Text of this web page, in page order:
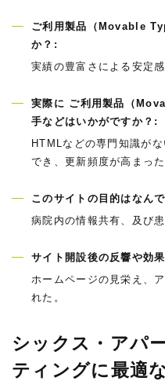
ご利用製品（Movable
か？:
実績の豊富さによる安定
実際に ご利用製品（
手などはいかがですか？:
HTMLなどの専門知識が
でき、更新頻度が高まった
このサイトの目的はなん
病院内の情報共有、及び
サイト開設後の反響や効
ホームページの見栄え、
れた。
シックス・アパ
ティングに最適